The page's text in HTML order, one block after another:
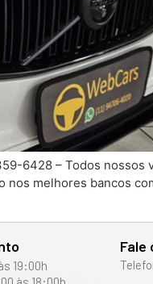
6428 – Todos nossos
melhores bancos
19:00h
Fale